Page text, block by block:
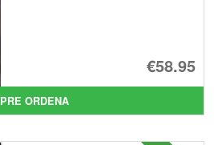
€58.95
PRE ORDENA